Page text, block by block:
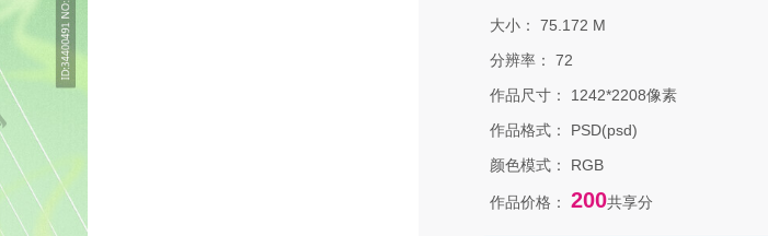
大小：
75.172 M
分辨率：
72
作品尺寸：
1242*2208像素
作品格式：
PSD(psd)
颜色模式：
RGB
作品价格： 200共享分